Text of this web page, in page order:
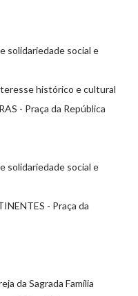
solidariedade social e
histórico e cultural
- Praça da República
solidariedade social e
- Praça da
da Sagrada Família